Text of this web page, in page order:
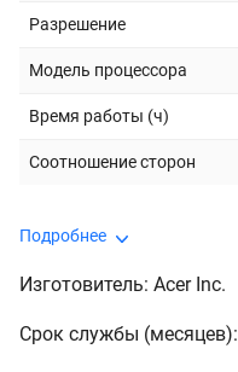
Разрешение
Модель процессора
Время работы (ч)
Соотношение сторон
Подробнее
Изготовитель: Acer Inc.
Срок службы